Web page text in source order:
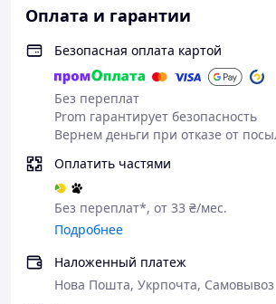
Комплектация: Скретч-
Абонемент, 20
Инструкция
• Собственное производство
• Отправка в день заказа любым
способом
• Оплата при получении
Оплата и гарантии
Безопасная оплата картой
Без переплат
Prom гарантирует безопасность
Вернем деньги при отказе от
Оплатить частями
Без переплат*, от 33 ₴/мес.
Подробнее
Наложенный платеж
Нова Пошта, Укрпочта, Самовывоз